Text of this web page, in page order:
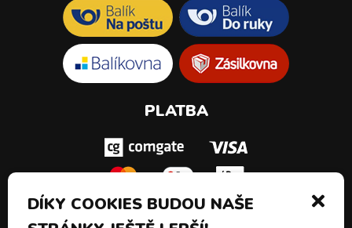
PLATBA
DÍKY COOKIES BUDOU NAŠE